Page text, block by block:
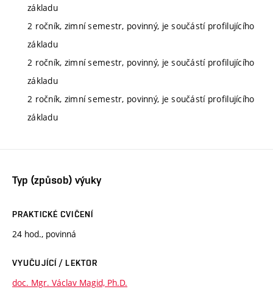
základu
2 ročník, zimní semestr, povinný, je součástí profilujícího
základu
2 ročník, zimní semestr, povinný, je součástí profilujícího
základu
2 ročník, zimní semestr, povinný, je součástí profilujícího
základu
Typ (způsob) výuky
PRAKTICKÉ CVIČENÍ
24 hod., povinná
VYUČUJÍCÍ / LEKTOR
doc. Mgr. Václav Magid, Ph.D.